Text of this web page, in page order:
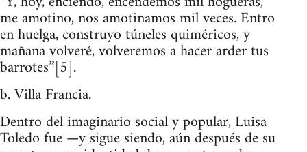
me amotino, nos amotinamos mil veces. Entro
en huelga, construyo túneles quiméricos, y
mañana volveré, volveremos a hacer arder tus
barrotes”[5].
b. Villa Francia.
Dentro del imaginario social y popular, Luisa
Toledo fue —y sigue siendo, aún después de su